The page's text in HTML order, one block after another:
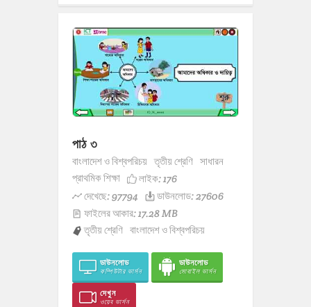
পাঠ ৩
বাংলাদেশ ও বিশ্বপরিচয় তৃতীয় শ্রেণি সাধারন
প্রাথমিক শিক্ষা
লাইক:176
দেখেছে: 97794
ডাউনলোড: 27606
ফাইলের আকার: 17.28 MB
তৃতীয় শ্রেণি বাংলাদেশ ও বিশ্বপরিচয়
ডাউনলোড
কম্পিউটার ভার্সন
ডাউনলোড
মোবাইল ভার্সন
দেখুন
ওয়েব ভার্সন